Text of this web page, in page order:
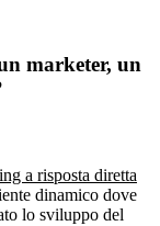
marketer, un
a risposta diretta
dinamico dove
lo sviluppo del